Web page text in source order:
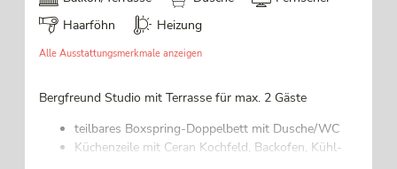
Haarföhn
Heizung
Alle Ausstattungsmerkmale anzeigen
Bergfreund Studio mit Terrasse für max. 2 Gäste
teilbares Boxspring-Doppelbett mit Dusche/WC
Küchenzeile mit Ceran Kochfeld, Backofen, Kühl-